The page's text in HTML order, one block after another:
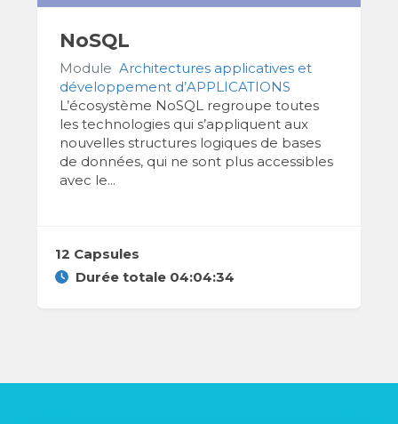
NoSQL
Module Architectures applicatives et
développement d’APPLICATIONS
L’écosystème NoSQL regroupe toutes
les technologies qui s’appliquent aux
nouvelles structures logiques de bases
de données, qui ne sont plus accessibles
avec le...
12 Capsules
Durée totale 04:04:34